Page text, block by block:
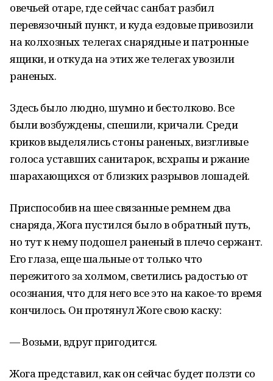
овечьей отаре, где сейчас санбат разбил
перевязочный пункт, и куда ездовые привозили
на колхозных телегах снарядные и патронные
ящики, и откуда на этих же телегах увозили
раненых.
Здесь было людно, шумно и бестолково. Все
были возбуждены, спешили, кричали. Среди
криков выделялись стоны раненых, визгливые
голоса уставших санитарок, всхрапы и ржание
шарахающихся от близких разрывов лошадей.
Приспособив на шее связанные ремнем два
снаряда, Жога пустился было в обратный путь,
но тут к нему подошел раненый в плечо сержант.
Его глаза, еще шальные от только что
пережитого за холмом, светились радостью от
осознания, что для него все это на какое-то время
кончилось. Он протянул Жоге свою каску:
— Возьми, вдруг пригодится.
Жога представил, как он сейчас будет ползти со